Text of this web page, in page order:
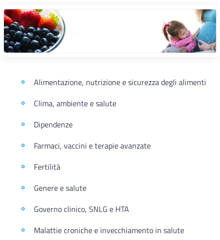
Alimentazione, nutrizione e sicurezza degli alimenti
Clima, ambiente e salute
Dipendenze
Farmaci, vaccini e terapie avanzate
Fertilità
Genere e salute
Governo clinico, SNLG e HTA
Malattie croniche e invecchiamento in salute